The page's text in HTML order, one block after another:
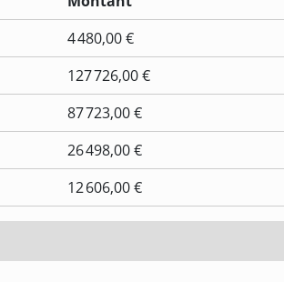
4 480,00 €
127 726,00 €
87 723,00 €
26 498,00 €
12 606,00 €